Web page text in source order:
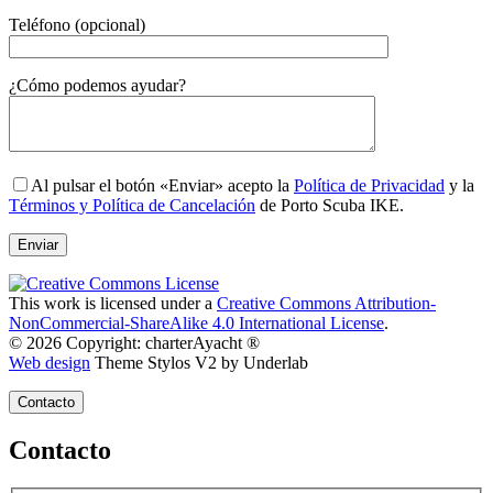
Teléfono (opcional)
Gender
¿Cómo podemos ayudar?
Al pulsar el botón «Enviar» acepto la Política de Privacidad y la
Términos y Política de Cancelación de Porto Scuba IKE.
This work is licensed under a Creative Commons Attribution-
NonCommercial-ShareAlike 4.0 International License.
© 2026 Copyright: charterAyacht ®
Web design Theme Stylos V2 by Underlab
Contacto
Contacto